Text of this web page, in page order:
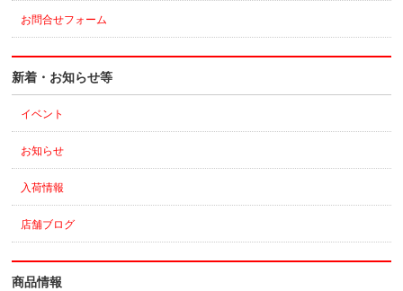
お問合せフォーム
新着・お知らせ等
イベント
お知らせ
入荷情報
店舗ブログ
商品情報